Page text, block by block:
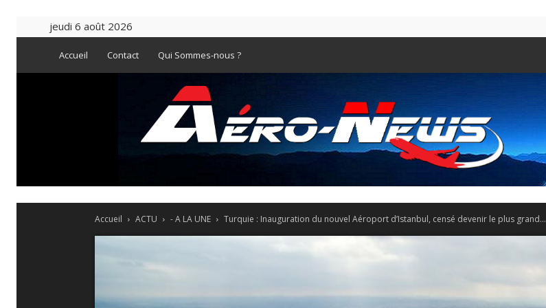
jeudi 6 août 2026
Accueil Contact Qui Sommes-nous ?
Accueil ACTU - A LA UNE Turquie : Inauguration du nouvel Aéroport d’Istanbul, censé devenir le plus grand...